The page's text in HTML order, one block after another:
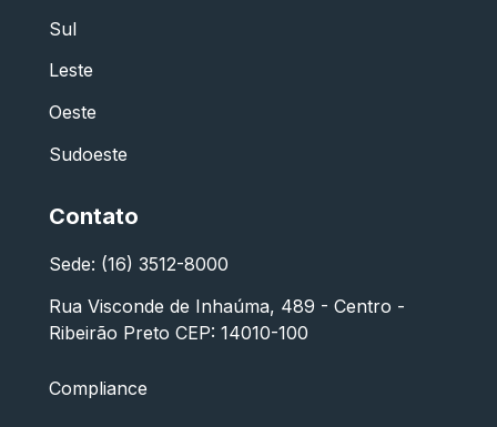
Sul
Leste
Oeste
Sudoeste
Contato
Sede: (16) 3512-8000
Rua Visconde de Inhaúma, 489 - Centro -
Ribeirão Preto CEP: 14010-100
Compliance